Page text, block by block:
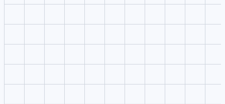
Convierte una idea breve sobre indicaciones de diseño,
estructurado con sujeto, escena, cámara, estilo y objetivo de